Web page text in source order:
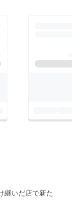
継いだ店で新た